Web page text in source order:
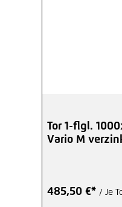
Tor 1-flgl.
Vario M
485,50 €* / Je